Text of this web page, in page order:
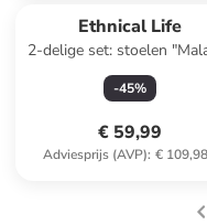
Ethnical Life
2-delige set: stoelen
antraciet - (B)48 x (H)83 x
(D)52 cm
-45%
€ 59,99
Adviesprijs (AVP): € 109,98